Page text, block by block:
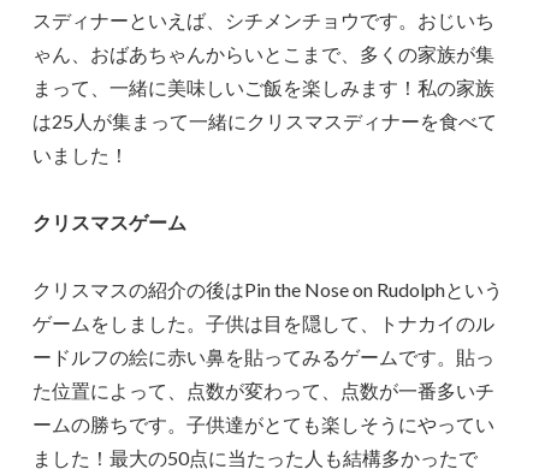
スディナーといえば、シチメンチョウです。おじいち
ゃん、おばあちゃんからいとこまで、多くの家族が集
まって、一緒に美味しいご飯を楽しみます！私の家族
は25人が集まって一緒にクリスマスディナーを食べて
いました！
クリスマスゲーム
クリスマスの紹介の後はPin the Nose on Rudolphという
ゲームをしました。子供は目を隠して、トナカイのル
ードルフの絵に赤い鼻を貼ってみるゲームです。貼っ
た位置によって、点数が変わって、点数が一番多いチ
ームの勝ちです。子供達がとても楽しそうにやってい
ました！最大の50点に当たった人も結構多かったで